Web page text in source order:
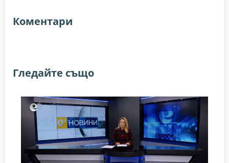
Коментари
Гледайте също